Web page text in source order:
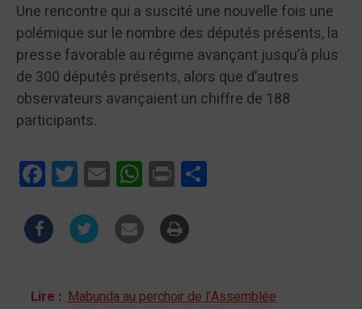
Une rencontre qui a suscité une nouvelle fois une
polémique sur le nombre des députés présents, la
presse favorable au régime avançant jusqu’à plus
de 300 députés présents, alors que d’autres
observateurs avançaient un chiffre de 188
participants.
FacebookTwitterEmail WhatsApp
Print
Lire : Mabunda au perchoir de l’Assemblée